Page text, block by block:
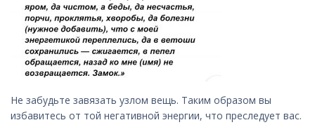
Не забудьте завязать узлом вещь. Таким образом вы
избавитесь от той негативной энергии, что преследует вас.